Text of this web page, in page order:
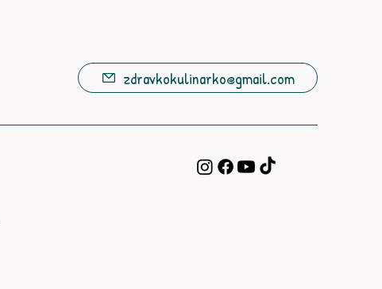
zdravkokulinarko@gmail.com